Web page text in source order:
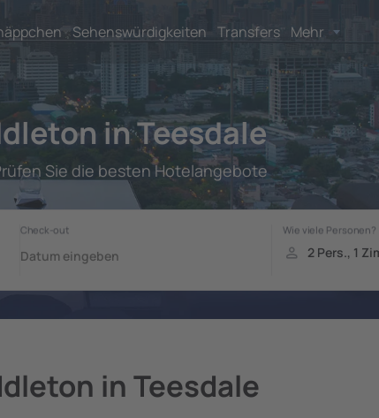
Sehenswürdigkeiten Transfers Mehr
in Teesdale
Sie die besten Hotelangebote
in Teesdale